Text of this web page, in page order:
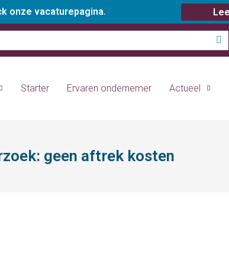
onze vacaturepagina.
Starter Ervaren ondernemer Actueel
geen aftrek kosten